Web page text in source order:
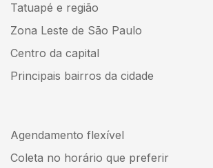
Tatuapé e região
Zona Leste de São Paulo
Centro da capital
Principais bairros da cidade
Agendamento flexível
Coleta no horário que preferir